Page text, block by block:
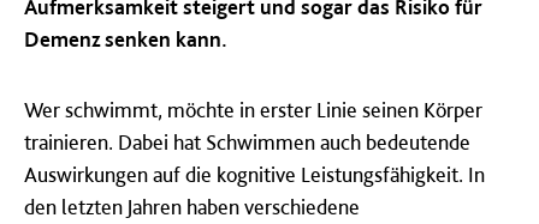
Aufmerksamkeit steigert und sogar das Risiko für
Demenz senken kann.
Wer schwimmt, möchte in erster Linie seinen Körper
trainieren. Dabei hat Schwimmen auch bedeutende
Auswirkungen auf die kognitive Leistungsfähigkeit. In
den letzten Jahren haben verschiedene